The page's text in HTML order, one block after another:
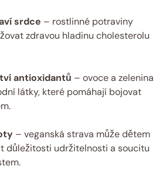
srdce – rostlinné potraviny
zdravou hladinu cholesterolu
antioxidantů – ovoce a zelenina
látky, které pomáhají bojovat
– veganská strava může dětem
důležitosti udržitelnosti a soucitu